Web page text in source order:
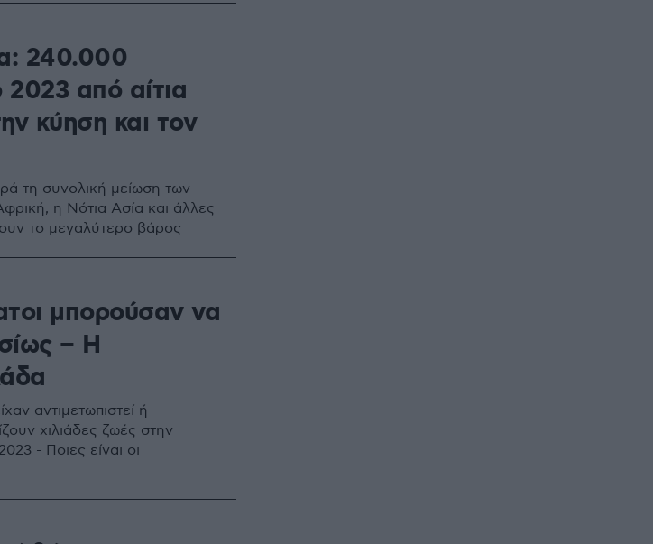
240.000
από αίτια
κύηση και τον
τη συνολική μείωση των
η Νότια Ασία και άλλες
το μεγαλύτερο βάρος
μπορούσαν να
– Η
αντιμετωπιστεί ή
χιλιάδες ζωές στην
- Ποιες είναι οι